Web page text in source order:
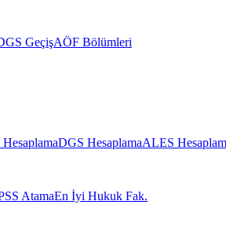
GeçişAÖF Bölümleri
DGS HesaplamaALES
AtamaEn İyi Hukuk Fak.